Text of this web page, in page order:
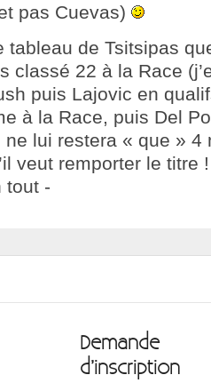
pas Cuevas)
tableau de Tsitsipas
classé 22 à la Race
puis Lajovic en
à la Race, puis Del
lui restera « que » 4
veut remporter le titre
tout -
Demande
d’inscription